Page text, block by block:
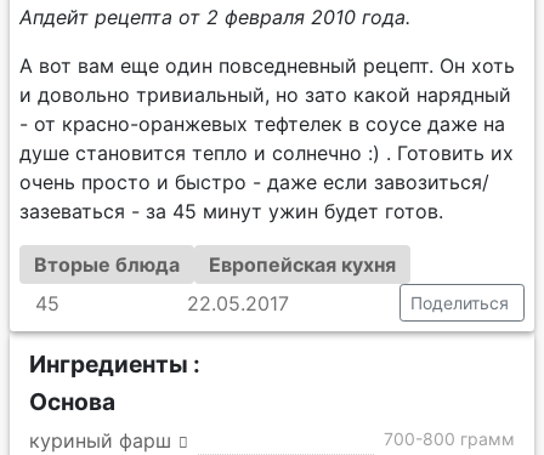
Апдейт рецепта от 2 февраля 2010 года.
А вот вам еще один повседневный рецепт. Он хоть
и довольно тривиальный, но зато какой нарядный
- от красно-оранжевых тефтелек в соусе даже на
душе становится тепло и солнечно :) . Готовить их
очень просто и быстро - даже если завозиться/
зазеваться - за 45 минут ужин будет готов.
Вторые блюда
Европейская кухня
45
22.05.2017 Поделиться
Ингредиенты :
Основа
куриный фарш 700-800 грамм